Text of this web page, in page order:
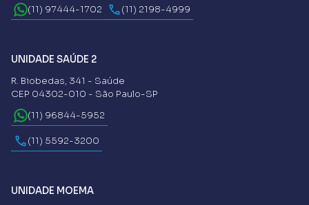
(11) 97444-1702
(11) 2198-4999
UNIDADE SAÚDE 2
R. Biobedas, 341 - Saúde
CEP 04302-010 - São Paulo-SP
(11) 96844-5952
(11) 5592-3200
UNIDADE MOEMA